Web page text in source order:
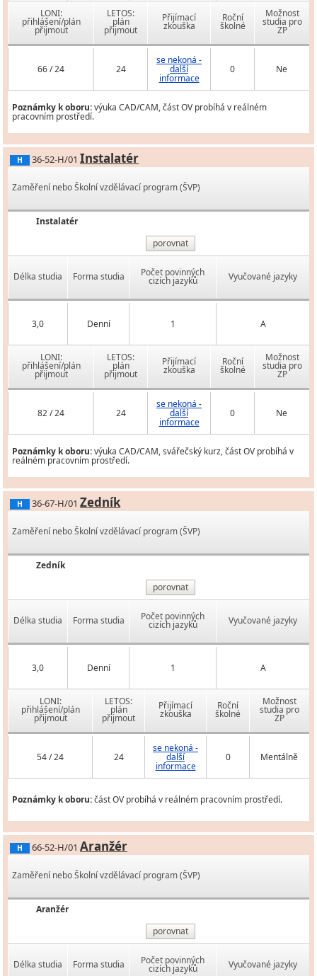
LONI:
přihlášení/plán
přijmout
LETOS:
plán
přijmout
Přijímací
zkouška
Roční
školné
Možnost
studia pro
ZP
66 / 24 24
se nekoná -
další
informace
0 Ne
Poznámky k oboru:výuka CAD/CAM, část OV probíhá v reálném
pracovním prostředí.
H 36-52-H/01 Instalatér
Zaměření nebo Školní vzdělávací program (ŠVP)
Instalatér
porovnat
Délka studia Forma studia Počet povinných
cizích jazyků Vyučované jazyky
3,0 Denní 1 A
LONI:
přihlášení/plán
přijmout
LETOS:
plán
přijmout
Přijímací
zkouška
Roční
školné
Možnost
studia pro
ZP
82 / 24 24
se nekoná -
další
informace
0 Ne
Poznámky k oboru:výuka CAD/CAM, svářečský kurz, část OV probíhá v
reálném pracovním prostředí.
H 36-67-H/01 Zedník
Zaměření nebo Školní vzdělávací program (ŠVP)
Zedník
porovnat
Délka studia Forma studia Počet povinných
cizích jazyků Vyučované jazyky
3,0 Denní 1 A
LONI:
přihlášení/plán
přijmout
LETOS:
plán
přijmout
Přijímací
zkouška
Roční
školné
Možnost
studia pro
ZP
54 / 24 24
se nekoná -
další
informace
0 Mentálně
Poznámky k oboru:část OV probíhá v reálném pracovním prostředí.
H 66-52-H/01 Aranžér
Zaměření nebo Školní vzdělávací program (ŠVP)
Aranžér
porovnat
Délka studia Forma studia Počet povinných
cizích jazyků Vyučované jazyky